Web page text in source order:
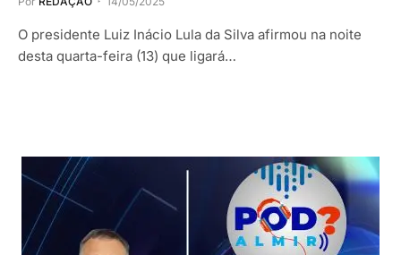
O presidente Luiz Inácio Lula da Silva afirmou na noite
desta quarta-feira (13) que ligará…